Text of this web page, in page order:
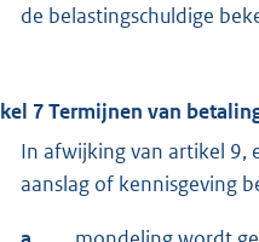
de belastingschuldige
7 Termijnen van
In afwijking van artikel 9,
aanslag of kennisgeving